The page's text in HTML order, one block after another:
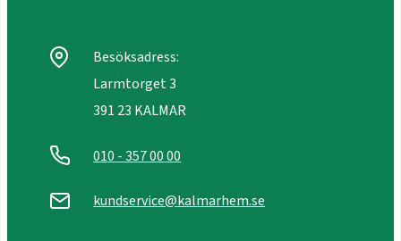
Besöksadress:
Larmtorget 3
391 23 KALMAR
010 - 357 00 00
kundservice@kalmarhem.se